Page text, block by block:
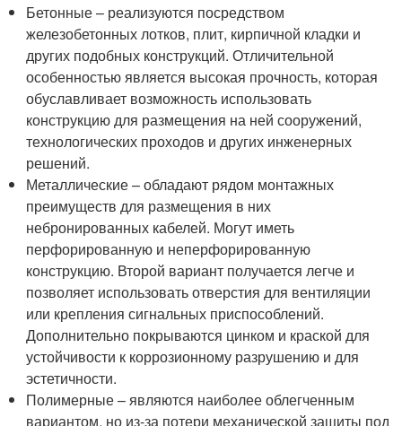
Бетонные – реализуются посредством
железобетонных лотков, плит, кирпичной кладки и
других подобных конструкций. Отличительной
особенностью является высокая прочность, которая
обуславливает возможность использовать
конструкцию для размещения на ней сооружений,
технологических проходов и других инженерных
решений.
Металлические – обладают рядом монтажных
преимуществ для размещения в них
небронированных кабелей. Могут иметь
перфорированную и неперфорированную
конструкцию. Второй вариант получается легче и
позволяет использовать отверстия для вентиляции
или крепления сигнальных приспособлений.
Дополнительно покрываются цинком и краской для
устойчивости к коррозионному разрушению и для
эстетичности.
Полимерные – являются наиболее облегченным
вариантом, но из-за потери механической защиты под